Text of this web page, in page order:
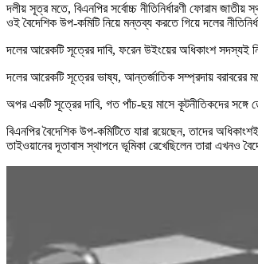
দলীয় সূত্র মতে, বিএনপির সর্বোচ্চ নীতিনির্ধারণী ফোরাম
ওই বৈদেশিক উপ-কমিটি নিয়ে মন্তব্য করতে গিয়ে দলের
দলের আরেকটি সূত্রের দাবি, ফরেন উইংয়ের অধিকাংশ সদস্যই
দলের আরেকটি সূত্রের ভাষ্য, আন্তর্জাতিক সম্প্রদায় বরাবরের
অপর একটি সূত্রের দাবি, গত পাঁচ-ছয় মাসে কূটনীতিকদের সঙ্গে
বিএনপির বৈদেশিক উপ-কমিটিতে যারা রয়েছেন, তাদের
তাইওয়ানের দূতাবাস স্থাপনে ভূমিকা রেখেছিলেন তারা এখনও